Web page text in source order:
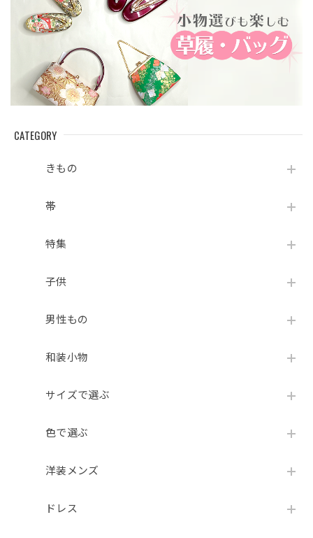
CATEGORY
きもの
帯
特集
子供
男性もの
和装小物
サイズで選ぶ
色で選ぶ
洋装メンズ
ドレス